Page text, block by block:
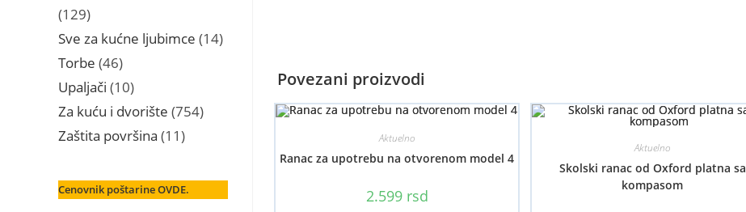
Povezani proizvodi
Aktuelno
Ranac za upotrebu na otvorenom model 4
2.599 rsd
Aktuelno
Skolski ranac od Oxford platna sa
kompasom
129129
proizvoda
Sve za kućne ljubimce 1414
Torbe 4646
proizvoda
Upaljači 1010
proizvoda
Za kuću i dvorište 754754
Zaštita površina 11 11
Cenovnik poštarine OVDE.